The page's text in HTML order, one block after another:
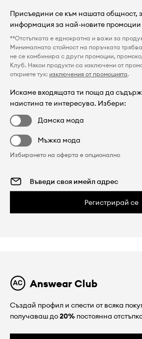
Присъедини се към нашата общност,
информация за най-новите промоции
**Отстъпката е еднократна и важи за
Минималната стойност на поръчката
не се комбинира с други промоции,
Клуб. Някои продукти са изключени от
откриете тук: изключения от промоцията.
Искаме входящата ти поща да
наистина те интересува. Избери:
Дамска мода
Мъжка мода
Избирането на оферта е опционално
Регистрирай се
Answear Club
Създай профил и спести от всяка
получаваш до20% постоянна